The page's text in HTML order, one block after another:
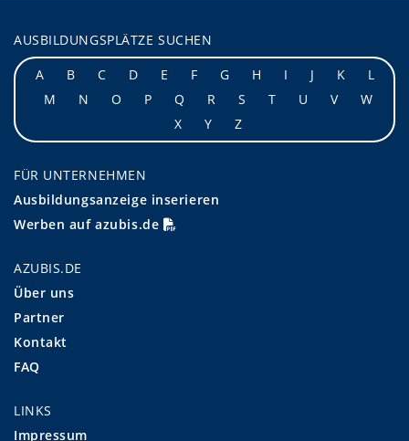
AUSBILDUNGSPLÄTZE SUCHEN
A
B C D E F G H I J K
L
M
N O P Q R S T U V
W
X
Y Z
FÜR UNTERNEHMEN
Ausbildungsanzeige inserieren
Werben auf azubis.de
AZUBIS.DE
Über uns
Partner
Kontakt
FAQ
LINKS
Impressum